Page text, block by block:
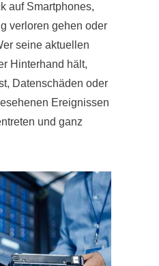
auf Smartphones,
verloren gehen oder
seine aktuellen
Hinterhand hält,
Datenschäden oder
Ereignissen
und ganz